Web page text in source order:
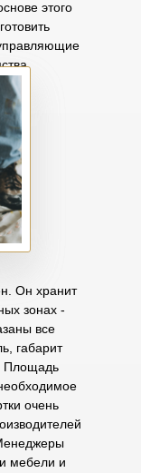
этого
Он хранит
зонах -
все
габарит
Площадь
очень
мебели и